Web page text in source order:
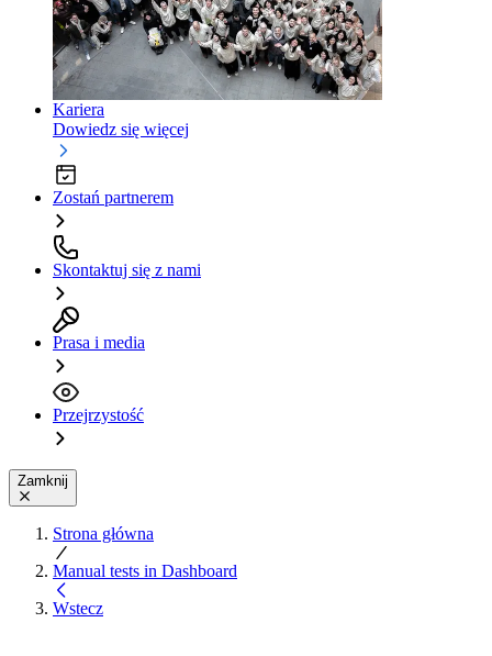
Kariera
Dowiedz się więcej
Zostań partnerem
Skontaktuj się z nami
Prasa i media
Przejrzystość
Zamknij
Strona główna
Manual tests in Dashboard
Wstecz